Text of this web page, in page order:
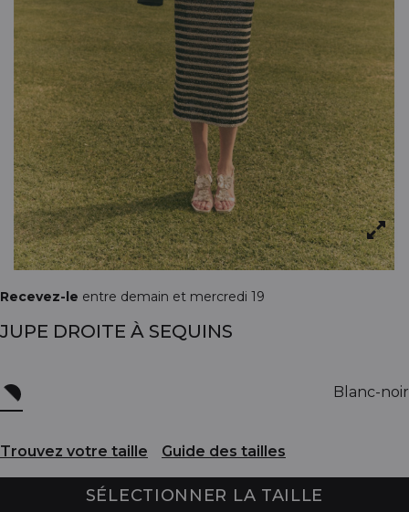
Recevez-le entre demain et mercredi 19
JUPE DROITE À SEQUINS
Blanc-noir
Trouvez votre taille Guide des tailles
SÉLECTIONNER LA TAILLE